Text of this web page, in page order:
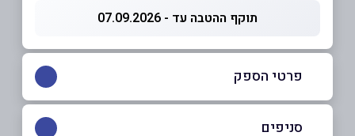
תוקף ההטבה עד - 07.09.2026
פרטי הספק
סניפים